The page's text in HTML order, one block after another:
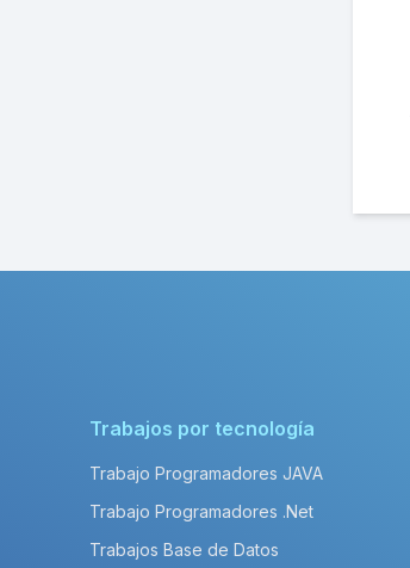
Trabajos por tecnología
Trabajo Programadores JAVA
Trabajo Programadores .Net
Trabajos Base de Datos